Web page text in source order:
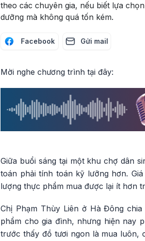
theo các chuyên gia, nếu biết lựa
dưỡng mà không quá tốn kém.
Facebook Gửi mail
Mời nghe chương trình tại đây:
Giữa buổi sáng tại một khu chợ dân
toán phải tính toán kỹ lưỡng hơn.
lượng thực phẩm mua được lại ít hơn
Chị Phạm Thùy Liên ở Hà Đông
phẩm cho gia đình, nhưng hiện nay
trước thấy đồ tươi ngon là mua luôn,